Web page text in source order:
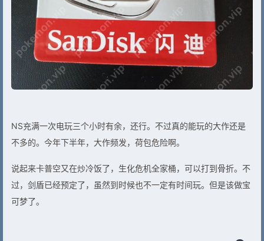
NS充满一次电玩三个小时有余，还行。不过真的能玩的大作还是
不多的。今年下半年，大作频发，荷包危险啊。
说起来卡普空又在炒冷饭了，生化危机全家桶，可以打到骨折。不
过，剑盾已经预定了，虽然到时候也不一定有时间玩。但是该做宝
可梦了。